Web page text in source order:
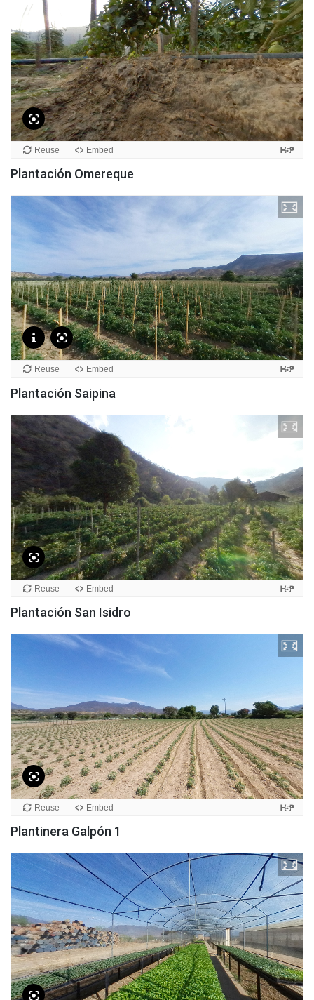
Plantación Omereque
Plantación Saipina
Plantación San Isidro
Plantinera Galpón 1